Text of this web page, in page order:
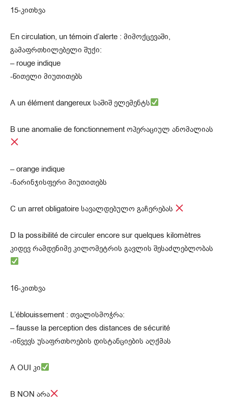
15-კითხვა
En circulation, un témoin d’alerte : მიმოქცევაში,
გამაფრთხილებელი შუქი:
– rouge indique
-წითელი მიუთითებს
A un élément dangereux საშიშ ელემენტს
B une anomalie de fonctionnement ოპერაციულ ანომალიას
– orange indique
-ნარინჯისფერი მიუთითებს
C un arret obligatoire სავალდებულო გაჩერებას
D la possibilité de circuler encore sur quelques kilomètres
კიდევ რამდენიმე კილომეტრის გავლის შესაძლებლობას
16-კითხვა
L’éblouissement : თვალისმოჭრა:
– fausse la perception des distances de sécurité
-იწვევს უსაფრთხოების დისტანციების აღქმას
A OUI კი
B NON არა